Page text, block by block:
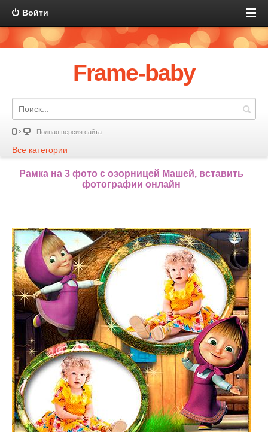
Войти
Frame-baby
Полная версия сайта
Все категории
Рамка на 3 фото с озорницей Машей, вставить
фотографии онлайн